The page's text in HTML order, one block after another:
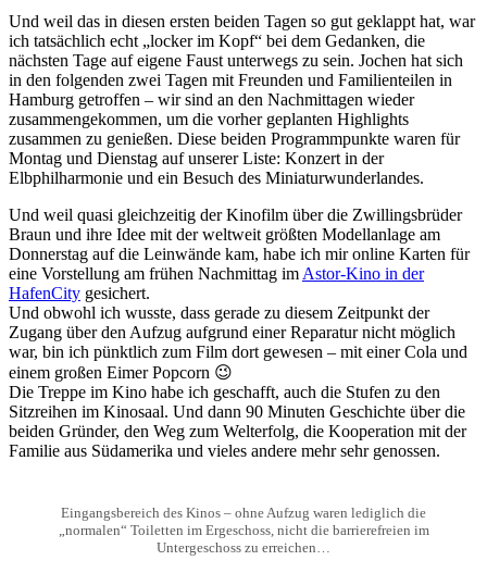
Und weil das in diesen ersten beiden Tagen so gut geklappt hat, war
ich tatsächlich echt „locker im Kopf“ bei dem Gedanken, die
nächsten Tage auf eigene Faust unterwegs zu sein. Jochen hat sich
in den folgenden zwei Tagen mit Freunden und Familienteilen in
Hamburg getroffen – wir sind an den Nachmittagen wieder
zusammengekommen, um die vorher geplanten Highlights
zusammen zu genießen. Diese beiden Programmpunkte waren für
Montag und Dienstag auf unserer Liste: Konzert in der
Elbphilharmonie und ein Besuch des Miniaturwunderlandes.
Und weil quasi gleichzeitig der Kinofilm über die Zwillingsbrüder
Braun und ihre Idee mit der weltweit größten Modellanlage am
Donnerstag auf die Leinwände kam, habe ich mir online Karten für
eine Vorstellung am frühen Nachmittag im Astor-Kino in der
HafenCity gesichert.
Und obwohl ich wusste, dass gerade zu diesem Zeitpunkt der
Zugang über den Aufzug aufgrund einer Reparatur nicht möglich
war, bin ich pünktlich zum Film dort gewesen – mit einer Cola und
einem großen Eimer Popcorn 😉
Die Treppe im Kino habe ich geschafft, auch die Stufen zu den
Sitzreihen im Kinosaal. Und dann 90 Minuten Geschichte über die
beiden Gründer, den Weg zum Welterfolg, die Kooperation mit der
Familie aus Südamerika und vieles andere mehr sehr genossen.
Eingangsbereich des Kinos – ohne Aufzug waren lediglich die
„normalen“ Toiletten im Ergeschoss, nicht die barrierefreien im
Untergeschoss zu erreichen…